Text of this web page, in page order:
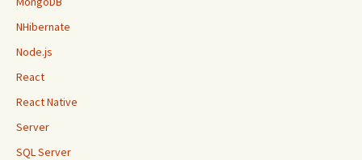
NHibernate
Node.js
React
React Native
Server
SQL Server